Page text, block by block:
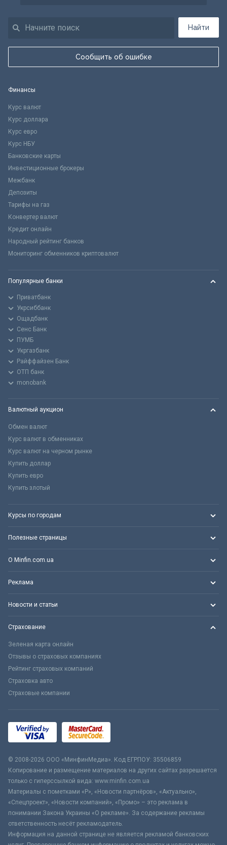
Найти
Сообщить об ошибке
Финансы
Курс валют
Курс доллара
Курс евро
Курс НБУ
Банковские карты
Инвестиционные брокеры
Межбанк
Депозиты
Тарифы на газ
Конвертер валют
Кредит онлайн
Народный рейтинг банков
Мониторинг обменников криптовалют
Популярные банки
Приватбанк
Укрсиббанк
Ощадбанк
Сенс Банк
ПУМБ
Укргазбанк
Райффайзен Банк
ОТП банк
monobank
Валютный аукцион
Обмен валют
Курс валют в обменниках
Курс валют на черном рынке
Купить доллар
Купить евро
Купить злотый
Курсы по городам
Полезные страницы
О Minfin.com.ua
Реклама
Новости и статьи
Страхование
Зеленая карта онлайн
Отзывы о страховых компаниях
Рейтинг страховых компаний
Страховка авто
Страховые компании
© 2008-2026 ООО «МинфинМедиа». Код ЕГРПОУ: 35506859
Копирование и размещение материалов на других сайтах разрешается
только с гиперссылкой вида: www.minfin.com.ua
Материалы с пометками «Р», «Новости партнёров», «Актуально»,
«Спецпроект», «Новости компаний», «Промо» – это реклама в
понимании Закона Украины «О рекламе». За содержание рекламы
ответственность несёт рекламодатель.
Информация на данной странице не является рекламой банковских